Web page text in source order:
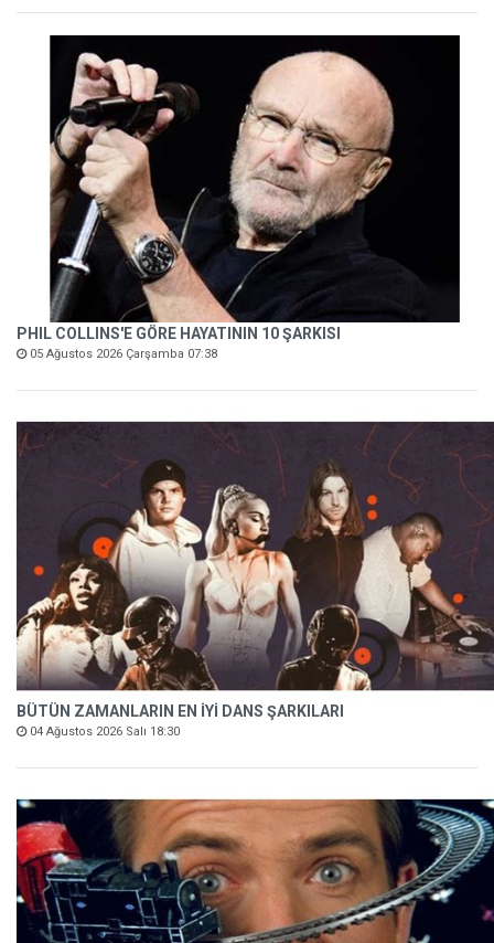
PHIL COLLINS'E GÖRE HAYATININ 10 ŞARKISI
05 Ağustos 2026 Çarşamba 07:38
BÜTÜN ZAMANLARIN EN İYİ DANS ŞARKILARI
04 Ağustos 2026 Salı 18:30